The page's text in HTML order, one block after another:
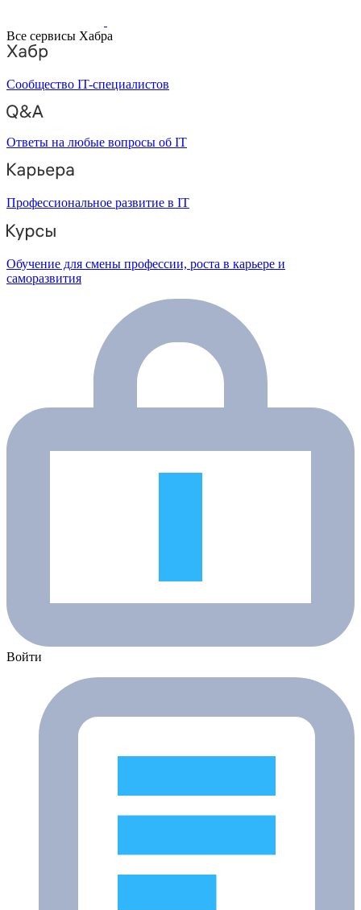
Все сервисы Хабра
Сообщество IT-специалистов
Ответы на любые вопросы об IT
Профессиональное развитие в IT
Обучение для смены профессии, роста в карьере и
саморазвития
Войти